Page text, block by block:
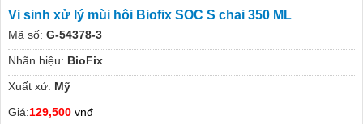
Vi sinh xử lý mùi hôi Biofix SOC S chai 350 ML
Mã số: G-54378-3
Nhãn hiệu: BioFix
Xuất xứ: Mỹ
Giá:129,500 vnđ